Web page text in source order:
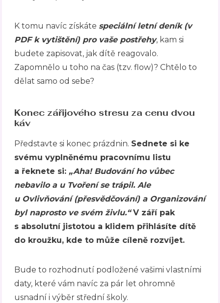
K tomu navíc získátespeciální letní deník (v
PDF k vytištění) pro vaše postřehy, kam si
budete zapisovat, jak dítě reagovalo.
Zapomnělo u toho na čas (tzv. flow)? Chtělo to
dělat samo od sebe?
Konec zářijového stresu za cenu dvou
káv
Představte si konec prázdnin. Sednete si ke
svému vyplněnému pracovnímu listu
a řeknete si: „Aha! Budování ho vůbec
nebavilo a u Tvoření se trápil. Ale
u Ovlivňování (přesvědčování) a Organizování
byl naprosto ve svém živlu.“V září pak
s absolutní jistotou a klidem přihlásíte dítě
do kroužku, kde to může cíleně rozvíjet.
Bude to rozhodnutí podložené vašimi vlastními
daty, které vám navíc za pár let ohromně
usnadní i výběr střední školy.